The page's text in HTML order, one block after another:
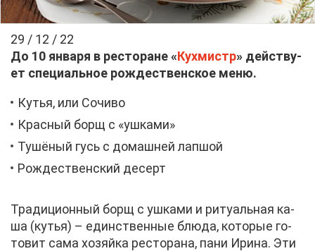
29 / 12 / 22
До 10 ян­ва­ря в ре­сто­ране «Кух­мистр» дей­ству­
ет спе­ци­аль­ное рож­де­ствен­ское ме­ню.
Ку­тья, или Со­чи­во
Крас­ный борщ с «уш­ка­ми»
Ту­шё­ный гусь с до­маш­ней лап­шой
Рож­де­ствен­ский де­серт
Тра­ди­ци­он­ный борщ с уш­ка­ми и ри­ту­аль­ная ка­
ша (ку­тья) – един­ствен­ные блю­да, ко­то­рые го­
то­вит са­ма хо­зяй­ка ре­сто­ра­на, па­ни Ири­на. Эти